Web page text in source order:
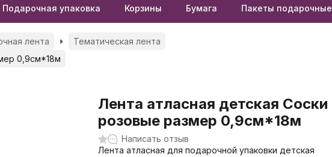
Подарочная упаковка Корзины Бумага Пакеты подарочные
лента
Тематическая лента
0,9см*18м
Лента атласная детская Соски
розовые размер 0,9см*18м
Написать отзыв
Лента атласная для подарочной упаковки детская